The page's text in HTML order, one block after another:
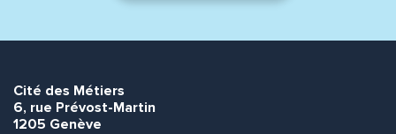
Cité des Métiers
6, rue Prévost-Martin
1205 Genève